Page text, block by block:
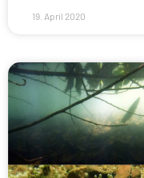
19. April 2020